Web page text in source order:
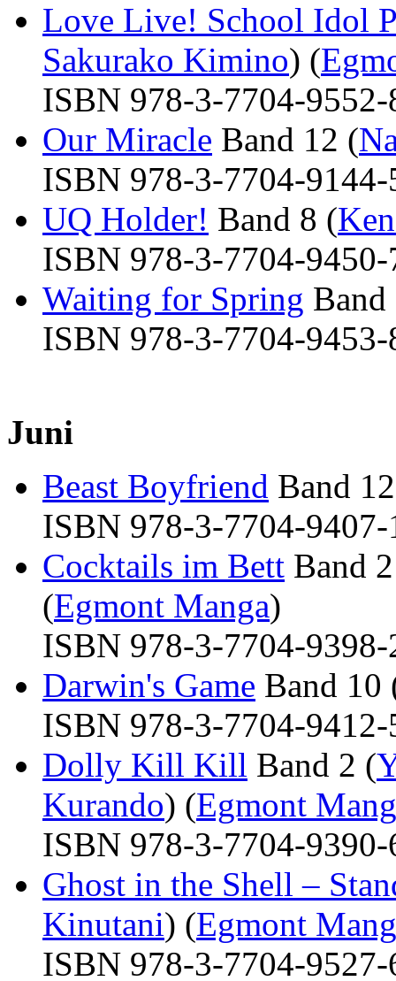
Love Live! School Idol
Sakurako Kimino) (
ISBN 978-3-7704-9552-
Our Miracle Band 12 (
ISBN 978-3-7704-9144-
UQ Holder! Band 8 (
ISBN 978-3-7704-9450-
Waiting for Spring Band
ISBN 978-3-7704-9453-
Juni
Beast Boyfriend Band
ISBN 978-3-7704-9407-
Cocktails im Bett Band
(Egmont Manga)
ISBN 978-3-7704-9398-
Darwin's Game Band 10
ISBN 978-3-7704-9412-
Dolly Kill Kill Band 2 (
Kurando) (Egmont
ISBN 978-3-7704-9390-
Ghost in the Shell –
Kinutani) (Egmont
ISBN 978-3-7704-9527-